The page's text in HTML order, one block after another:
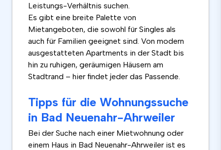
Leistungs-Verhältnis suchen.
Es gibt eine breite Palette von
Mietangeboten, die sowohl für Singles als
auch für Familien geeignet sind. Von modern
ausgestatteten Apartments in der Stadt bis
hin zu ruhigen, geräumigen Häusern am
Stadtrand – hier findet jeder das Passende.
Tipps für die Wohnungssuche
in Bad Neuenahr-Ahrweiler
Bei der Suche nach einer Mietwohnung oder
einem Haus in Bad Neuenahr-Ahrweiler ist es